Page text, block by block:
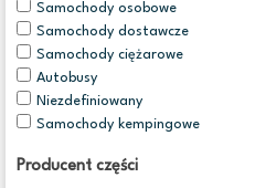
Samochody osobowe
Samochody dostawcze
Samochody ciężarowe
Autobusy
Niezdefiniowany
Samochody kempingowe
Producent części